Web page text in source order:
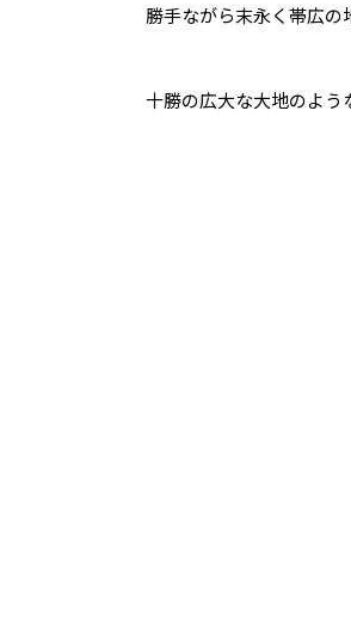
勝手ながら末永く帯広
十勝の広大な大地のよ